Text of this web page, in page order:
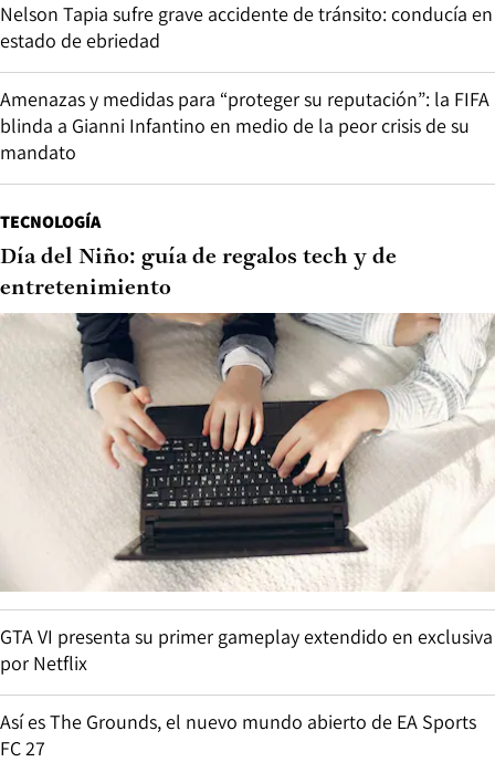
Nelson Tapia sufre grave accidente de tránsito: conducía en
estado de ebriedad
Amenazas y medidas para “proteger su reputación”: la FIFA
blinda a Gianni Infantino en medio de la peor crisis de su
mandato
TECNOLOGÍA
Día del Niño: guía de regalos tech y de
entretenimiento
GTA VI presenta su primer gameplay extendido en exclusiva
por Netflix
Así es The Grounds, el nuevo mundo abierto de EA Sports
FC 27